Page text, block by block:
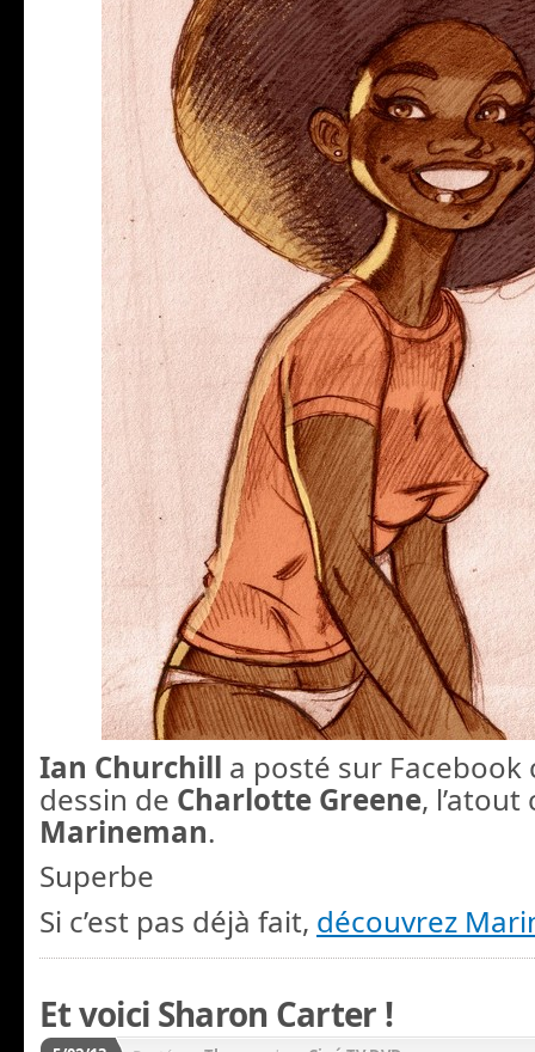
Ian Churchill a posté sur Facebook
dessin de Charlotte Greene,
Marineman.
Superbe
Si c’est pas déjà fait, découvrez
Et voici Sharon Carter !